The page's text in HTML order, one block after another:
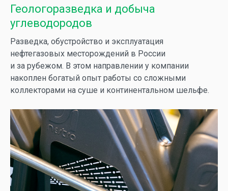
Геологоразведка и добыча
углеводородов
Разведка, обустройство и эксплуатация
нефтегазовых месторождений в России
и за рубежом. В этом направлении у компании
накоплен богатый опыт работы со сложными
коллекторами на суше и континентальном шельфе.